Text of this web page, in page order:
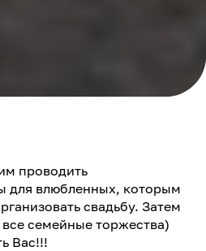
проводить
для влюбленных, которым
свадьбу. Затем
семейные торжества)
Вас!!!